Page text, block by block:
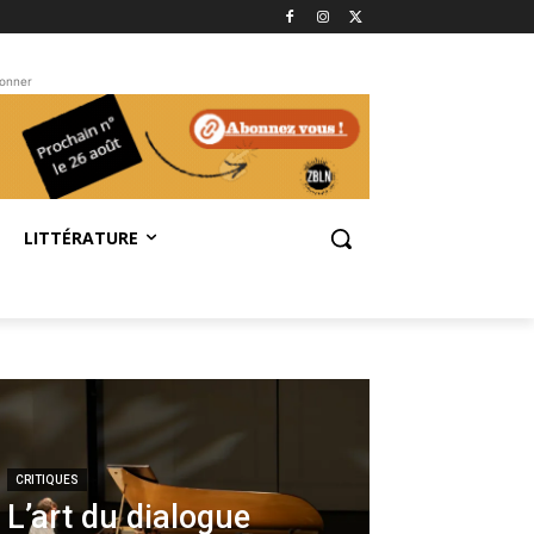
LITTÉRATURE
CRITIQUES
L’art du dialogue